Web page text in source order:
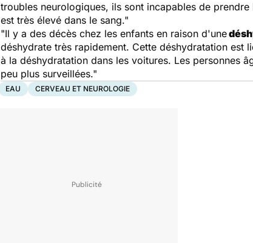
troubles neurologiques, ils sont incapables de
est très élevé dans le sang."
"Il y a des décès chez les enfants en raison d'une
déshydrate très rapidement. Cette déshydratation est
à la déshydratation dans les voitures. Les personnes
peu plus surveillées."
EAU CERVEAU ET NEUROLOGIE